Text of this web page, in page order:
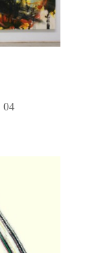
04